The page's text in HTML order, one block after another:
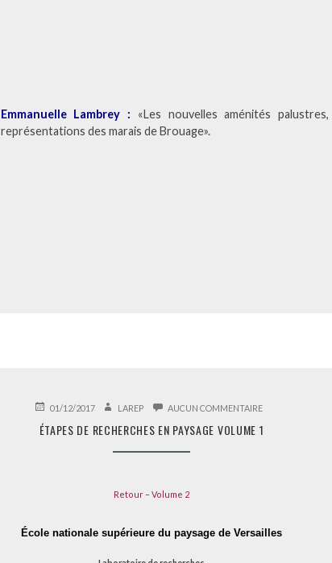
Emmanuelle Lambrey : «Les nouvelles aménités
représentations des marais de Brouage».
PUBLIÉ01/12/2017 AUTEUR
LAREP AUCUN COMMENTAIRESUR
ÉTAPES DE RECHERCHES EN PAYSAGE VOLUME 1
Retour – Volume 2
École nationale supérieure du paysage de Versailles